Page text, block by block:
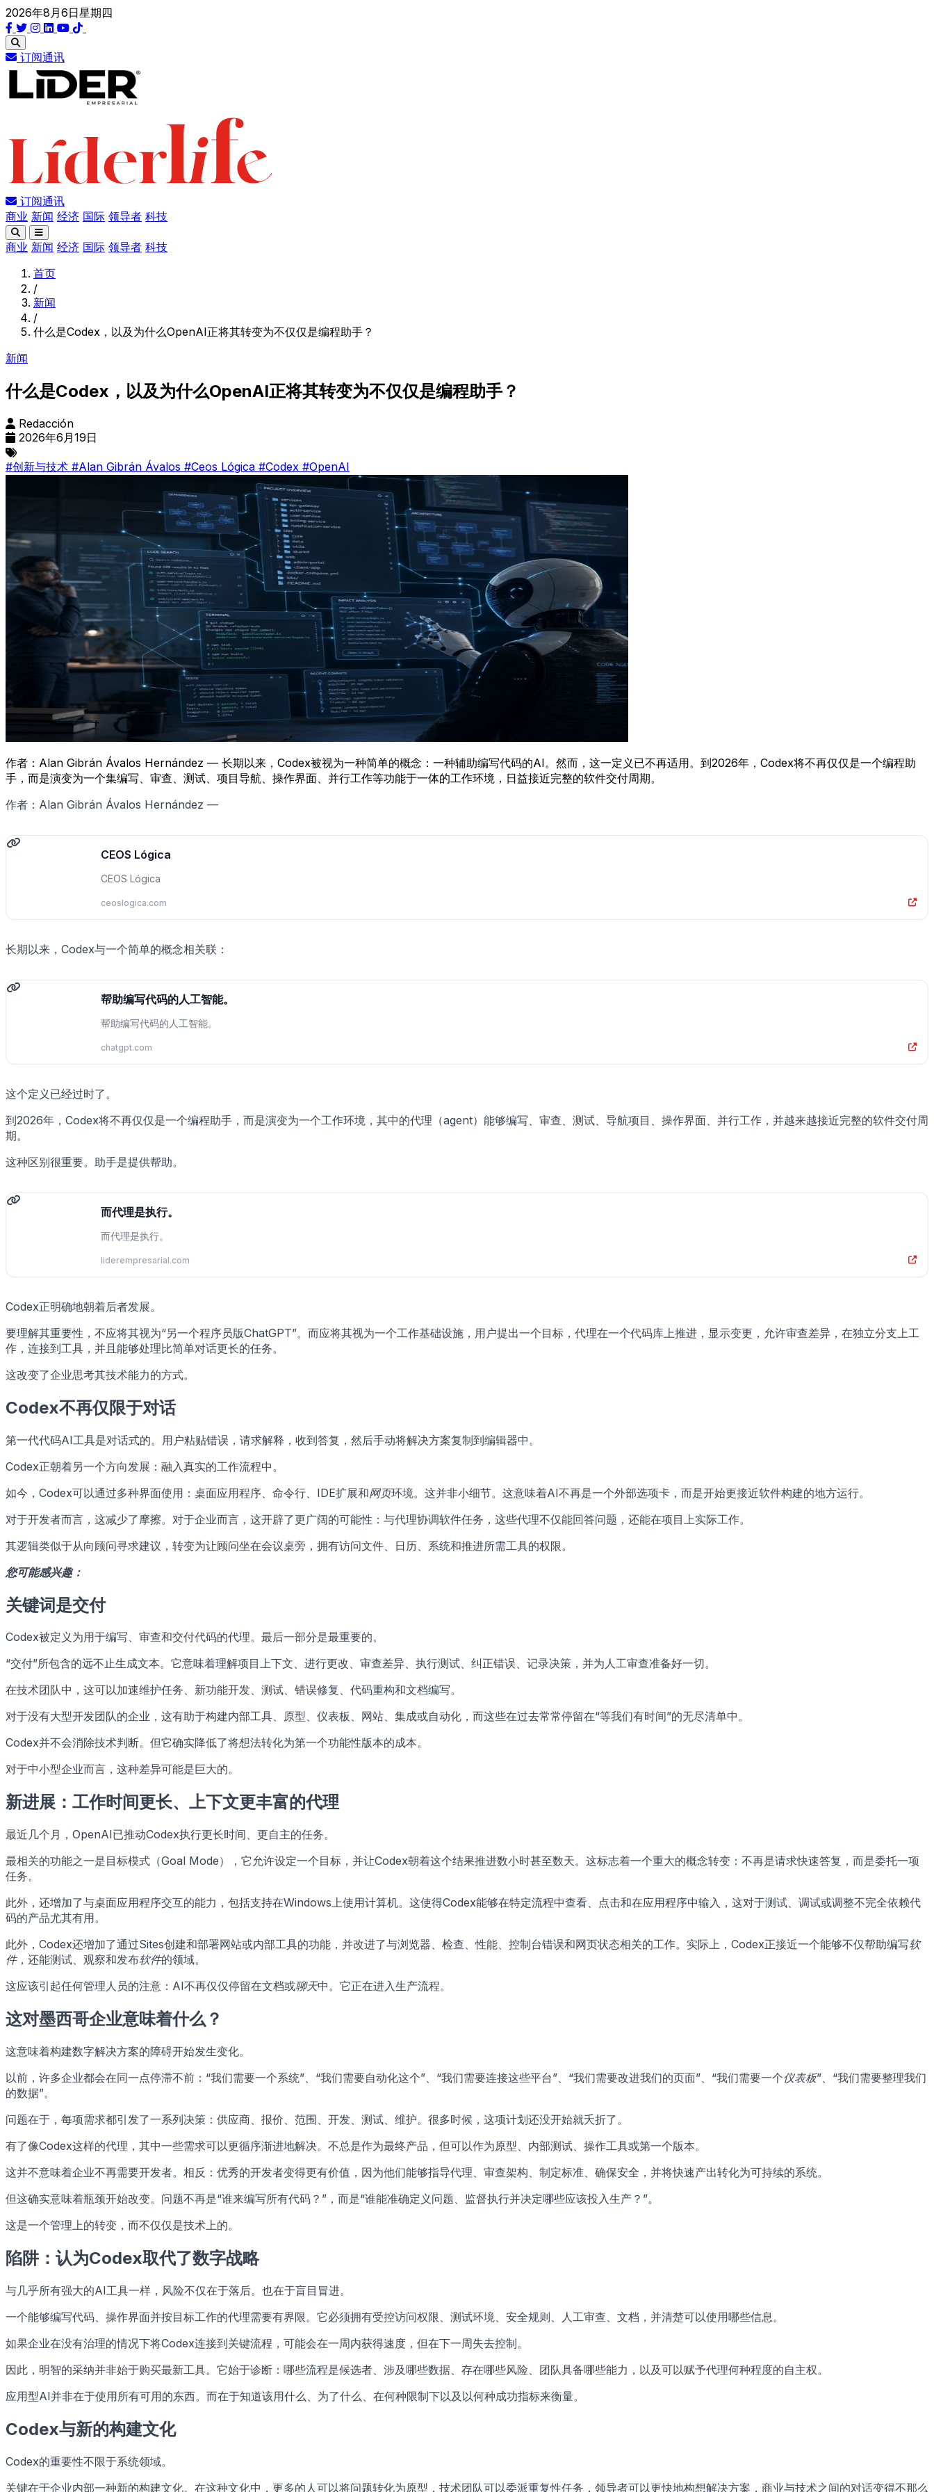
2026年8月6日星期四
订阅通讯
订阅通讯
商业 新闻 经济 国际 领导者 科技
商业 新闻 经济 国际 领导者 科技
首页
/
新闻
/
什么是Codex，以及为什么OpenAI正将其转变为不仅仅是编程助手？
新闻
什么是Codex，以及为什么OpenAI正将其转变为不仅仅是编程助手？
Redacción
2026年6月19日
#创新与技术 #Alan Gibrán Ávalos #Ceos Lógica #Codex #OpenAI
作者：Alan Gibrán Ávalos Hernández — 长期以来，Codex被视为一种简单的概念：一种辅助编写代码的AI。然而，这一定义已不再适用。到2026年，Codex将不再仅仅是一个编程助
手，而是演变为一个集编写、审查、测试、项目导航、操作界面、并行工作等功能于一体的工作环境，日益接近完整的软件交付周期。
作者：Alan Gibrán Ávalos Hernández —
CEOS Lógica
CEOS Lógica
ceoslogica.com
长期以来，Codex与一个简单的概念相关联：
帮助编写代码的人工智能。
帮助编写代码的人工智能。
chatgpt.com
这个定义已经过时了。
到2026年，Codex将不再仅仅是一个编程助手，而是演变为一个工作环境，其中的代理（agent）能够编写、审查、测试、导航项目、操作界面、并行工作，并越来越接近完整的软件交付周
期。
这种区别很重要。助手是提供帮助。
而代理是执行。
而代理是执行。
liderempresarial.com
Codex正明确地朝着后者发展。
要理解其重要性，不应将其视为“另一个程序员版ChatGPT”。而应将其视为一个工作基础设施，用户提出一个目标，代理在一个代码库上推进，显示变更，允许审查差异，在独立分支上工
作，连接到工具，并且能够处理比简单对话更长的任务。
这改变了企业思考其技术能力的方式。
Codex不再仅限于对话
第一代代码AI工具是对话式的。用户粘贴错误，请求解释，收到答复，然后手动将解决方案复制到编辑器中。
Codex正朝着另一个方向发展：融入真实的工作流程中。
如今，Codex可以通过多种界面使用：桌面应用程序、命令行、IDE扩展和网页环境。这并非小细节。这意味着AI不再是一个外部选项卡，而是开始更接近软件构建的地方运行。
对于开发者而言，这减少了摩擦。对于企业而言，这开辟了更广阔的可能性：与代理协调软件任务，这些代理不仅能回答问题，还能在项目上实际工作。
其逻辑类似于从向顾问寻求建议，转变为让顾问坐在会议桌旁，拥有访问文件、日历、系统和推进所需工具的权限。
您可能感兴趣：
关键词是交付
Codex被定义为用于编写、审查和交付代码的代理。最后一部分是最重要的。
“交付”所包含的远不止生成文本。它意味着理解项目上下文、进行更改、审查差异、执行测试、纠正错误、记录决策，并为人工审查准备好一切。
在技术团队中，这可以加速维护任务、新功能开发、测试、错误修复、代码重构和文档编写。
对于没有大型开发团队的企业，这有助于构建内部工具、原型、仪表板、网站、集成或自动化，而这些在过去常常停留在“等我们有时间”的无尽清单中。
Codex并不会消除技术判断。但它确实降低了将想法转化为第一个功能性版本的成本。
对于中小型企业而言，这种差异可能是巨大的。
新进展：工作时间更长、上下文更丰富的代理
最近几个月，OpenAI已推动Codex执行更长时间、更自主的任务。
最相关的功能之一是目标模式（Goal Mode），它允许设定一个目标，并让Codex朝着这个结果推进数小时甚至数天。这标志着一个重大的概念转变：不再是请求快速答复，而是委托一项
任务。
此外，还增加了与桌面应用程序交互的能力，包括支持在Windows上使用计算机。这使得Codex能够在特定流程中查看、点击和在应用程序中输入，这对于测试、调试或调整不完全依赖代
码的产品尤其有用。
此外，Codex还增加了通过Sites创建和部署网站或内部工具的功能，并改进了与浏览器、检查、性能、控制台错误和网页状态相关的工作。实际上，Codex正接近一个能够不仅帮助编写软
件，还能测试、观察和发布软件的领域。
这应该引起任何管理人员的注意：AI不再仅仅停留在文档或聊天中。它正在进入生产流程。
这对墨西哥企业意味着什么？
这意味着构建数字解决方案的障碍开始发生变化。
以前，许多企业都会在同一点停滞不前：“我们需要一个系统”、“我们需要自动化这个”、“我们需要连接这些平台”、“我们需要改进我们的页面”、“我们需要一个仪表板”、“我们需要整理我们
的数据”。
问题在于，每项需求都引发了一系列决策：供应商、报价、范围、开发、测试、维护。很多时候，这项计划还没开始就夭折了。
有了像Codex这样的代理，其中一些需求可以更循序渐进地解决。不总是作为最终产品，但可以作为原型、内部测试、操作工具或第一个版本。
这并不意味着企业不再需要开发者。相反：优秀的开发者变得更有价值，因为他们能够指导代理、审查架构、制定标准、确保安全，并将快速产出转化为可持续的系统。
但这确实意味着瓶颈开始改变。问题不再是“谁来编写所有代码？”，而是“谁能准确定义问题、监督执行并决定哪些应该投入生产？”。
这是一个管理上的转变，而不仅仅是技术上的。
陷阱：认为Codex取代了数字战略
与几乎所有强大的AI工具一样，风险不仅在于落后。也在于盲目冒进。
一个能够编写代码、操作界面并按目标工作的代理需要有界限。它必须拥有受控访问权限、测试环境、安全规则、人工审查、文档，并清楚可以使用哪些信息。
如果企业在没有治理的情况下将Codex连接到关键流程，可能会在一周内获得速度，但在下一周失去控制。
因此，明智的采纳并非始于购买最新工具。它始于诊断：哪些流程是候选者、涉及哪些数据、存在哪些风险、团队具备哪些能力，以及可以赋予代理何种程度的自主权。
应用型AI并非在于使用所有可用的东西。而在于知道该用什么、为了什么、在何种限制下以及以何种成功指标来衡量。
Codex与新的构建文化
Codex的重要性不限于系统领域。
关键在于企业内部一种新的构建文化。在这种文化中，更多的人可以将问题转化为原型，技术团队可以委派重复性任务，领导者可以更快地构想解决方案，商业与技术之间的对话变得不那么